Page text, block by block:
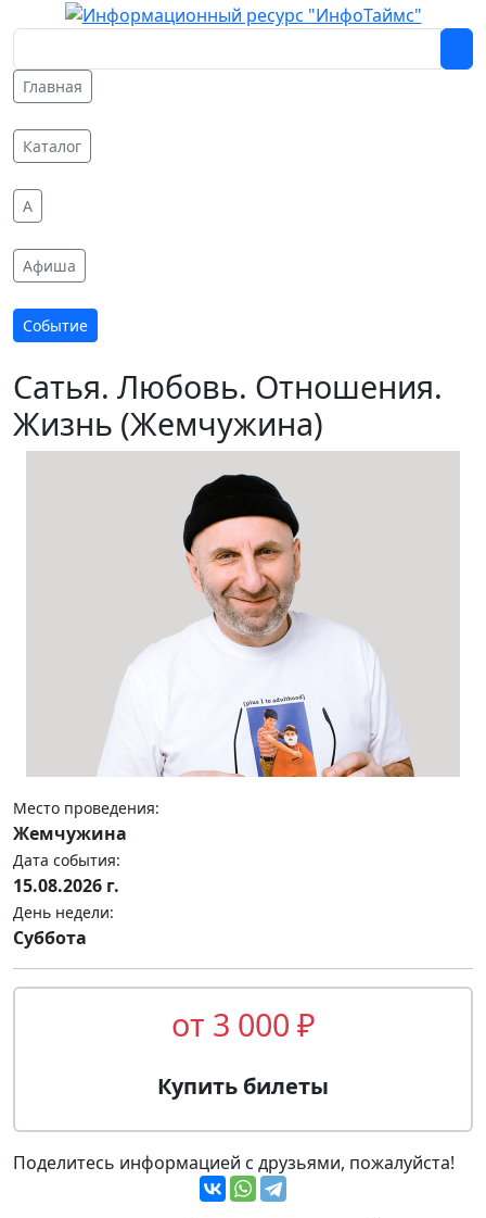
Главная
Каталог
A
Афиша
Событие
Сатья. Любовь. Отношения.
Жизнь (Жемчужина)
Место проведения:
Жемчужина
Дата события:
15.08.2026 г.
День недели:
Суббота
от 3 000 ₽
Купить билеты
Поделитесь информацией с друзьями, пожалуйста!